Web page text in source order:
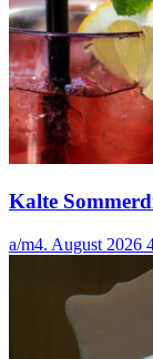
Kalte
a/m4. August 2026